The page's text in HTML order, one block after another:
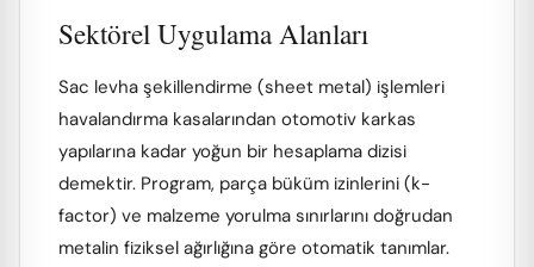
Sektörel Uygulama Alanları
Sac levha şekillendirme (sheet metal) işlemleri
havalandırma kasalarından otomotiv karkas
yapılarına kadar yoğun bir hesaplama dizisi
demektir. Program, parça büküm izinlerini (k-
factor) ve malzeme yorulma sınırlarını doğrudan
metalin fiziksel ağırlığına göre otomatik tanımlar.